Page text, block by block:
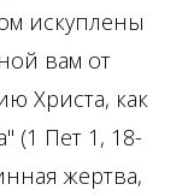
искуплены
вам от
Христа, как
(1 Пет 1, 18-
жертва,